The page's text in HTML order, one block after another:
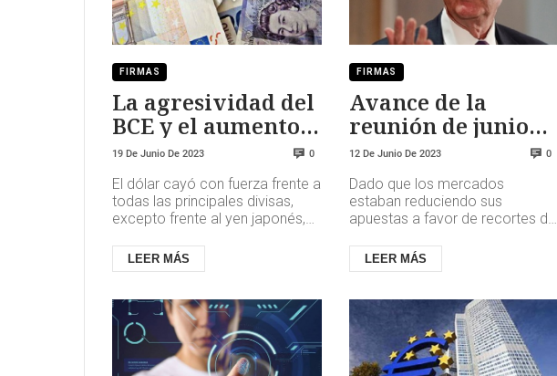
FIRMAS
La agresividad del
BCE y el aumento
del apetito por el
riesgo hunden al
dólar
19 De Junio De 2023 0
El dólar cayó con fuerza frente a
todas las principales divisas,
excepto frente al yen japonés,
Banco de Japón...
LEER MÁS
FIRMAS
Avance de la
reunión de junio
del FOMC: Tiempo
de pausa y
reflexión
12 De Junio De 2023 0
Dado que los mercados
estaban reduciendo sus
apuestas a favor de recortes de
sopesaban seriamente la
posibilidad...
LEER MÁS